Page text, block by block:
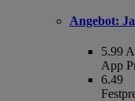
Angebot:
5.99
App
6.49